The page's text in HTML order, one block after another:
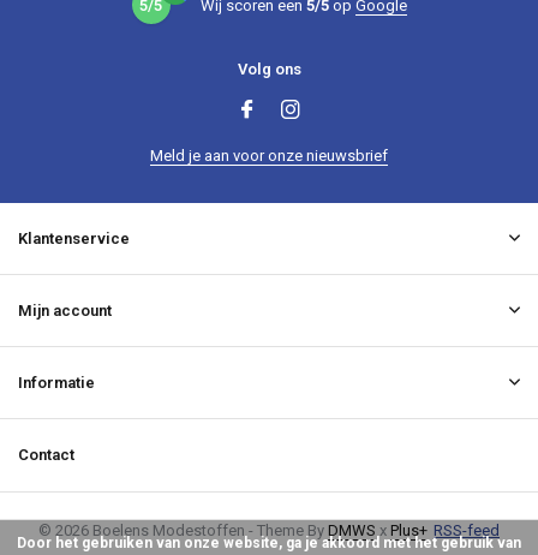
5/5 Wij scoren een 5/5op Google
Volg ons
Meld je aan voor onze nieuwsbrief
Klantenservice
Mijn account
Informatie
Contact
© 2026 Boelens Modestoffen - Theme By DMWS x Plus+ RSS-feed
Door het gebruiken van onze website, ga je akkoord met het gebruik van